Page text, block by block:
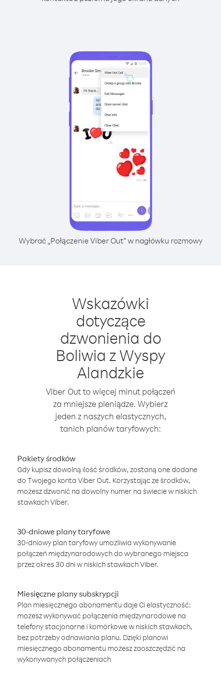
Wybrać „Połączenie Viber Out” w nagłówku rozmowy
Wskazówki
dotyczące
dzwonienia do
Boliwia z Wyspy
Alandzkie
Viber Out to więcej minut połączeń
za mniejsze pieniądze. Wybierz
jeden z naszych elastycznych,
tanich planów taryfowych:
Pakiety środków
Gdy kupisz dowolną ilość środków, zostaną one dodane
do Twojego konta Viber Out. Korzystając ze środków,
możesz dzwonić na dowolny numer na świecie w niskich
stawkach Viber.
30-dniowe plany taryfowe
30-dniowy plan taryfowy umożliwia wykonywanie
połączeń międzynarodowych do wybranego miejsca
przez okres 30 dni w niskich stawkach Viber.
Miesięczne plany subskrypcji
Plan miesięcznego abonamentu daje Ci elastyczność:
możesz wykonywać połączenia międzynarodowe na
telefony stacjonarne i komórkowe w niskich stawkach,
bez potrzeby odnawiania planu. Dzięki planowi
miesięcznego abonamentu możesz zaoszczędzić na
wykonywanych połączeniach